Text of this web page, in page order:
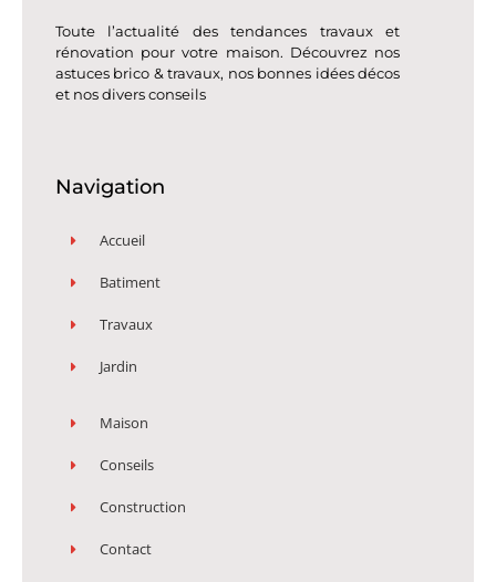
Toute l’actualité des tendances travaux et
rénovation pour votre maison. Découvrez nos
astuces brico & travaux, nos bonnes idées décos
et nos divers conseils
Navigation
Accueil
Batiment
Travaux
Jardin
Maison
Conseils
Construction
Contact